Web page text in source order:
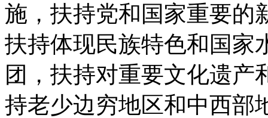
施，扶持党和国家重要的
扶持体现民族特色和国家
团，扶持对重要文化遗产
持老少边穷地区和中西部